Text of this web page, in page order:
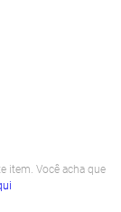
item. Você acha que